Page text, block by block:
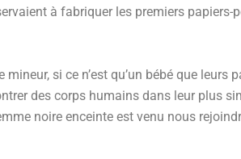
à fabriquer les premiers papiers-
si ce n’est qu’un bébé que leurs
des corps humains dans leur plus
noire enceinte est venu nous